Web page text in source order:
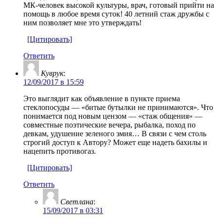
МК-человек высокой культуры, врач, готовый прийти на
помощь в любое время суток! 40 летний стаж дружбы с
ним позволяет мне это утверждать!
[Цитировать]
Ответить
Куврук:
12/09/2017 в 15:59
Это выглядит как объявление в пункте приема
стеклопосуды — «битые бутылки не принимаются». Что
понимается под новым цензом — «стаж общения» —
совместные поэтические вечера, рыбалка, поход по
девкам, удушение зеленого змия… В связи с чем столь
строгий доступ к Автору? Может еще надеть бахилы и
нацепить противогаз.
[Цитировать]
Ответить
Светлана:
15/09/2017 в 03:31